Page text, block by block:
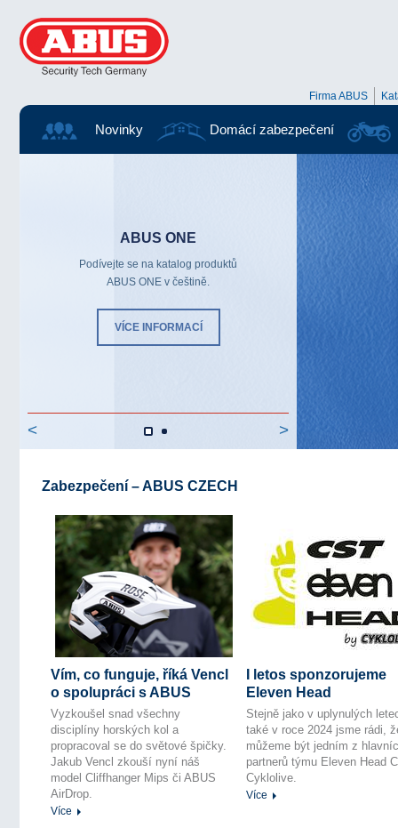
Firma ABUS
Novinky Domácí zabezpečení
ABUS ONE
Podívejte se na katalog produktů
ABUS ONE v češtině.
VÍCE INFORMACÍ
< >
Zabezpečení – ABUS CZECH
Vím, co funguje, říká Vencl
o spolupráci s ABUS
Vyzkoušel snad všechny
disciplíny horských kol a
propracoval se do světové špičky.
Jakub Vencl zkouší nyní náš
model Cliffhanger Mips či ABUS
AirDrop.
Více
I letos sponzorujeme
Eleven Head
Stejně jako v uplynulých
také v roce 2024 jsme rádi,
můžeme být jedním z
partnerů týmu Eleven Head
Cyklolive.
Více